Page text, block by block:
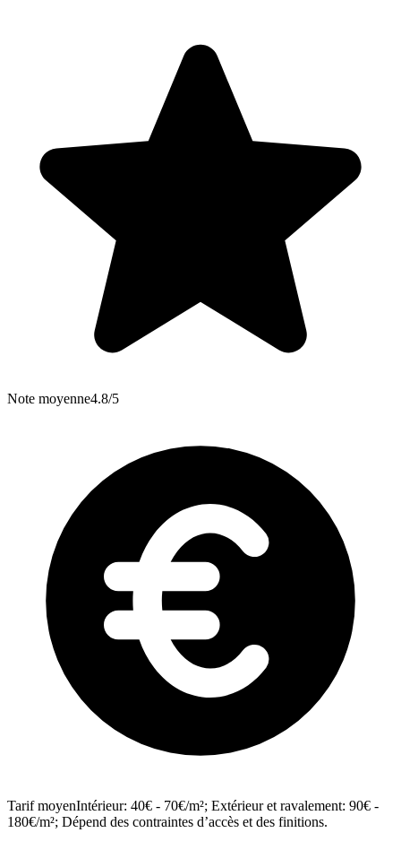
Note moyenne4.8/5
Tarif moyenIntérieur: 40€ - 70€/m²; Extérieur et ravalement: 90€ -
180€/m²; Dépend des contraintes d’accès et des finitions.